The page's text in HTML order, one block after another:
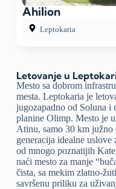
Ahilion
Leptokaria
Letovanje u
Mesto sa dobrom
mesta. Leptokaria je
jugozapadno od Soluna i
planine Olimp. Mesto je
Atinu, samo 30 km južno
generacija idealne
od mnogo poznatijih
naći mesto za manje
čista, sa mekim zlatno-
savršenu priliku za